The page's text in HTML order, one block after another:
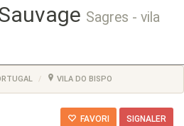
Sagres - vila
VILA DO BISPO
FAVORI SIGNALER